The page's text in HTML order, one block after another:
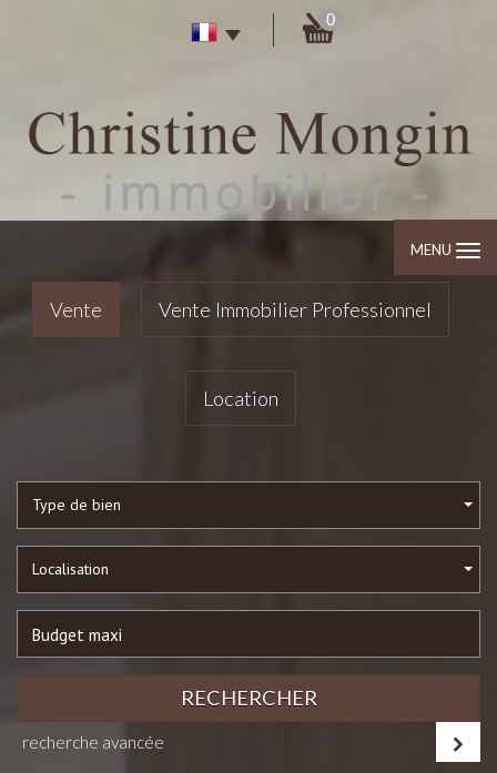
0
MENU
Vente Vente Immobilier Professionnel
Location
Type de bien
Localisation
RECHERCHER
recherche avancée